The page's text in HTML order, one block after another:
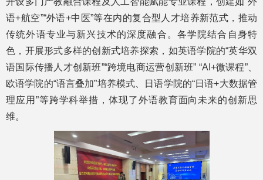
语+航空”“外语+中医”等在内的复合型人才培养新范式，推动
传统外语专业与新兴技术的深度融合。各学院结合自身特
色，开展形式多样的创新式培养探索，如英语学院的“英华双
语国际传播人才创新班”“跨境电商运营创新班” “AI+微课程”、
欧语学院的“语言叠加”培养模式、日语学院的“日语+大数据管
理应用”等跨学科举措，体现了外语教育面向未来的创新思
维。